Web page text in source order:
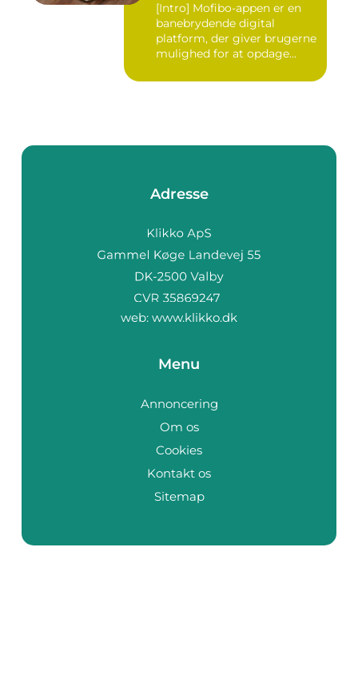
[Intro] Mofibo-appen er en
banebrydende digital
platform, der giver brugerne
mulighed for at opdage...
Adresse
web: www.klikko.dk
Menu
Annoncering
Om os
Cookies
Kontakt os
Sitemap